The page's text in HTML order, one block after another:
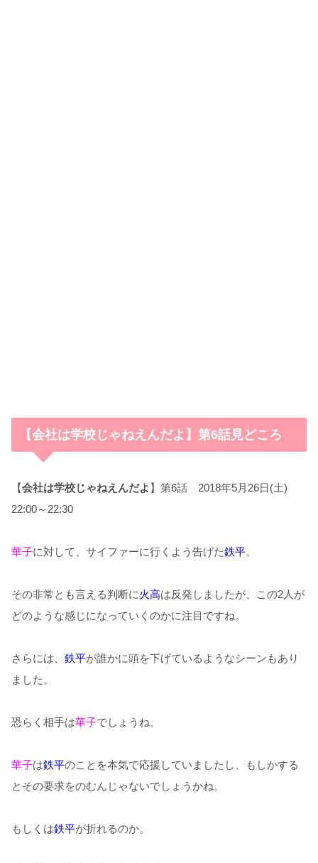
【会社は学校じゃねえんだよ】第6話見どころ
【会社は学校じゃねえんだよ 】第6話 2018年5月26日(土)
22:00～22:30
華子に対して、サイファーに行くよう告げた鉄平。
その非常とも言える判断に火高は反発しましたが、この2人が
どのような感じになっていくのかに注目ですね。
さらには、 鉄平が誰かに頭を下げているようなシーンもあり
ました。
恐らく相手は華子でしょうね。
華子は鉄平のことを本気で応援していましたし、もしかする
とその要求をのむんじゃないでしょうかね。
もしくは鉄平が折れるのか。